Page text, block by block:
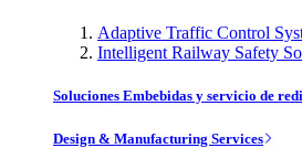
Adaptive Traffic Control
Intelligent Railway Safety
Soluciones Embebidas y servicio de
Design & Manufacturing Services